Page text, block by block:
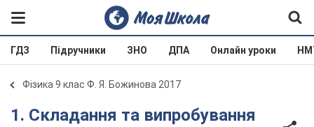
ГДЗ Підручники ЗНО ДПА Онлайн уроки
Фізика 9 клас Ф. Я. Божинова 2017
1. Складання та випробування